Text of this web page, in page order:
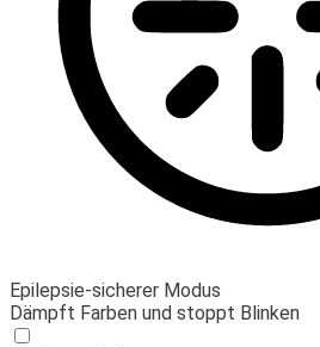
Epilepsie-sicherer Modus
Dämpft Farben und stoppt Blinken